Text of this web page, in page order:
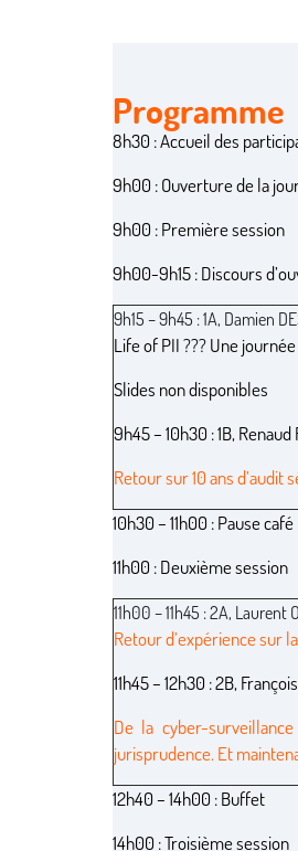
Programme
8h30 : Accueil des
9h00 : Ouverture de la
9h00 : Première session
9h00-9h15 : Discours
9h15 – 9h45 : 1A, Damien
Life of PII ??? Une
Slides non disponibles
9h45 – 10h30 : 1B,
Retour sur 10 ans d’audit
10h30 – 11h00 : Pause café
11h00 : Deuxième session
11h00 – 11h45 : 2A,
Retour d’expérience sur
11h45 – 12h30 : 2B,
De la cyber-
jurisprudence. Et
12h40 – 14h00 : Buffet
14h00 : Troisième session